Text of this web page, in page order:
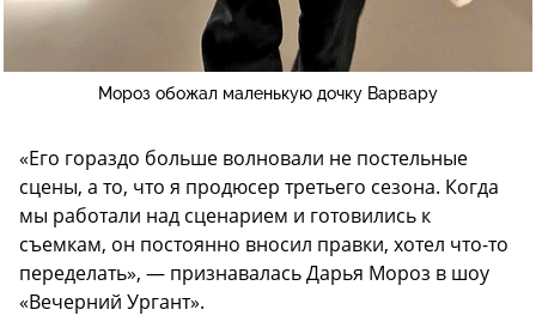
Мороз обожал маленькую дочку Варвару
«Его гораздо больше волновали не постельные
сцены, а то, что я продюсер третьего сезона. Когда
мы работали над сценарием и готовились к
съемкам, он постоянно вносил правки, хотел что-то
переделать», — признавалась Дарья Мороз в шоу
«Вечерний Ургант».